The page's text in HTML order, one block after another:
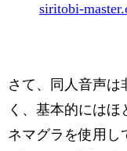
siritobi-
さて、同人音声は
く、基本的には
ネマグラを使用し